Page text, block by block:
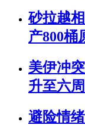
砂拉越
产800桶
美伊冲
升至六
避险情